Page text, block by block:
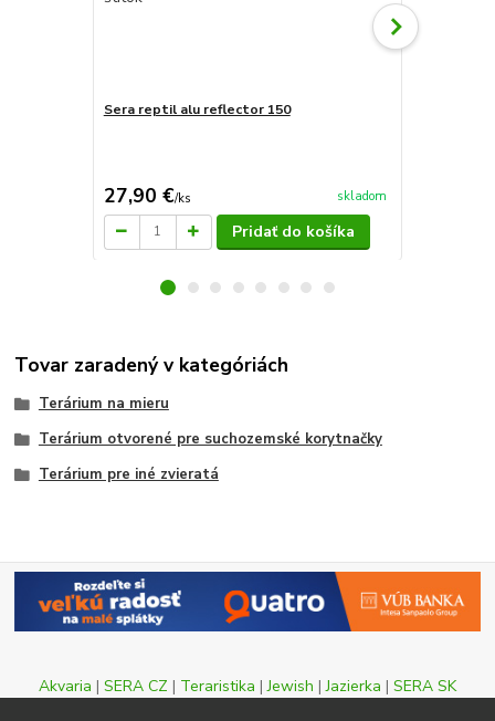
Sera reptil alu reflector 150
27,90 €/ks skladom
Pridať do košíka
Tovar zaradený v kategóriách
Terárium na mieru
Terárium otvorené pre suchozemské korytnačky
Terárium pre iné zvieratá
Akvaria | SERA CZ | Teraristika |Jewish |Jazierka | SERA SK